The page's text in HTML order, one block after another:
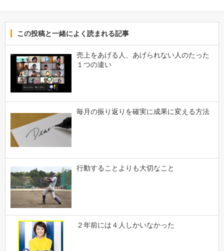
この投稿と一緒によく読まれる記事
売上をあげる人、あげられない人のたった
１つの違い
毎月の振り返りを確実に成果に変える方法
行動することよりも大切なこと
２年前には４人しかいなかった